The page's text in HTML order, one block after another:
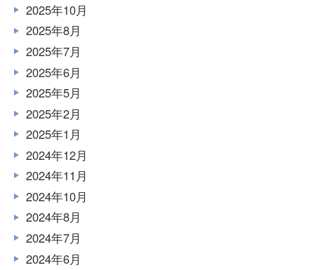
2025年10月
2025年8月
2025年7月
2025年6月
2025年5月
2025年2月
2025年1月
2024年12月
2024年11月
2024年10月
2024年8月
2024年7月
2024年6月